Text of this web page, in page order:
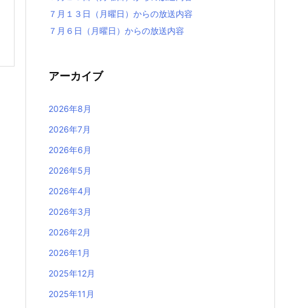
７月１３日（月曜日）からの放送内容
７月６日（月曜日）からの放送内容
アーカイブ
2026年8月
2026年7月
2026年6月
2026年5月
2026年4月
2026年3月
2026年2月
2026年1月
2025年12月
2025年11月